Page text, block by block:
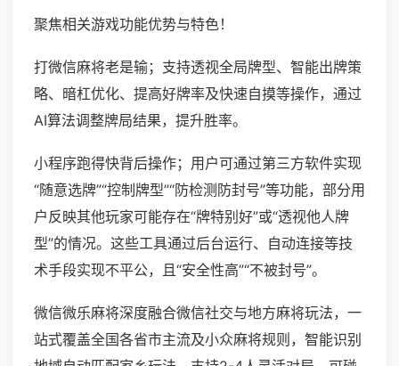
聚焦相关游戏功能优势与特色！
打微信麻将老是输；支持透视全局牌型、智能出牌策
略、暗杠优化、提高好牌率及快速自摸等操作，通过
AI算法调整牌局结果，提升胜率。
小程序跑得快背后操作；用户可通过第三方软件实现
“随意选牌”“控制牌型”“防检测防封号”等功能，部分用
户反映其他玩家可能存在“牌特别好”或“透视他人牌
型”的情况。这些工具通过后台运行、自动连接等技
术手段实现不平公，且“安全性高”“不被封号”。
微信微乐麻将深度融合微信社交与地方麻将玩法，一
站式覆盖全国各省市主流及小众麻将规则，智能识别